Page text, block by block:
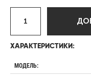
ХАРАКТЕРИСТИКИ:
МОДЕЛЬ: